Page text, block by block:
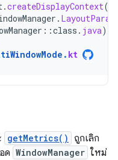
.createDisplayContext(
.
::class . java)
. kt
getMetrics() ถูกเลิก
ด WindowManager ใหม่